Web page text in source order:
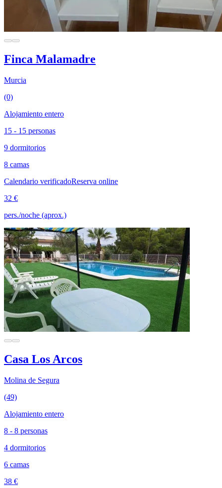
Finca Malamadre
Murcia
(0)
Alojamiento entero
15 - 15 personas
9 dormitorios
8 camas
Calendario verificadoReserva online
32 €
pers./noche (aprox.)
Casa Los Arcos
Molina de Segura
(49)
Alojamiento entero
8 - 8 personas
4 dormitorios
6 camas
38 €